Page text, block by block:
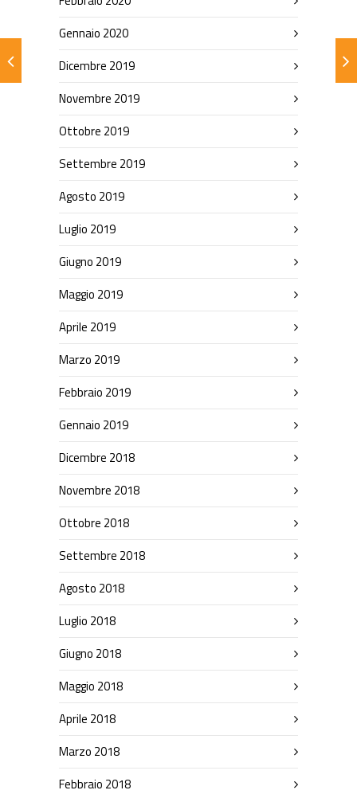
Gennaio 2020
Dicembre 2019
Novembre 2019
Ottobre 2019
Settembre 2019
Agosto 2019
Luglio 2019
Giugno 2019
Maggio 2019
Aprile 2019
Marzo 2019
Febbraio 2019
Gennaio 2019
Dicembre 2018
Novembre 2018
Ottobre 2018
Settembre 2018
Agosto 2018
Luglio 2018
Giugno 2018
Maggio 2018
Aprile 2018
Marzo 2018
Febbraio 2018